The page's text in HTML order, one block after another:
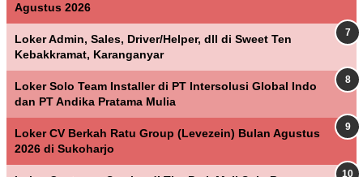
Agustus 2026
Loker Admin, Sales, Driver/Helper, dll di Sweet Ten
Kebakkramat, Karanganyar
Loker Solo Team Installer di PT Intersolusi Global Indo
dan PT Andika Pratama Mulia
Loker CV Berkah Ratu Group (Levezein) Bulan Agustus
2026 di Sukoharjo